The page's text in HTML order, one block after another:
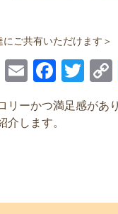
にご共有いただけます＞
LineEmail
リーかつ満足感があ
介します。